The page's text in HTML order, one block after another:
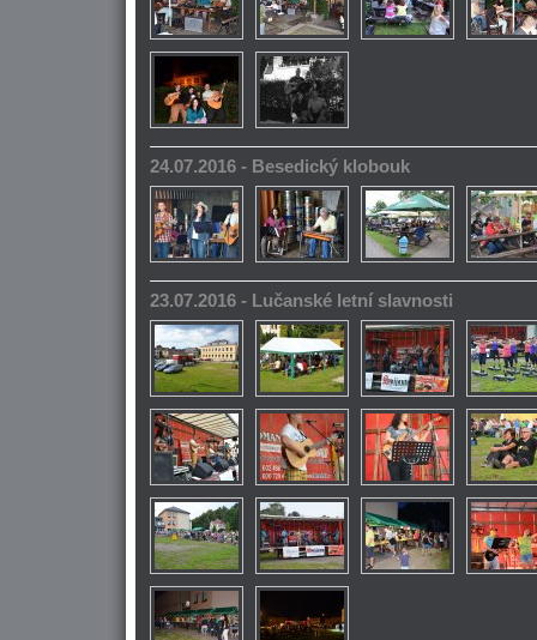
24.07.2016 - Besedický klobouk
23.07.2016 - Lučanské letní slavnosti